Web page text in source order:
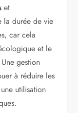
et
la durée de vie
car cela
et le
gestion
à réduire les
utilisation